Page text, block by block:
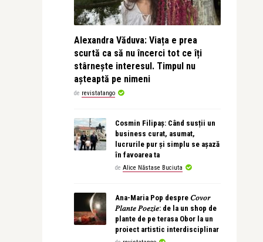
Alexandra Văduva: Viața e prea
scurtă ca să nu încerci tot ce îți
stârnește interesul. Timpul nu
așteaptă pe nimeni
de revistatango
Cosmin Filipaș: Când susții un
business curat, asumat,
lucrurile pur și simplu se așază
în favoarea ta
de Alice Năstase Buciuta
Ana-Maria Pop despre 𝐶𝑜𝑣𝑜𝑟
𝑃𝑙𝑎𝑛𝑡𝑒 𝑃𝑜𝑒𝑧𝑖𝑒: de la un shop de
plante de pe terasa Obor la un
proiect artistic interdisciplinar